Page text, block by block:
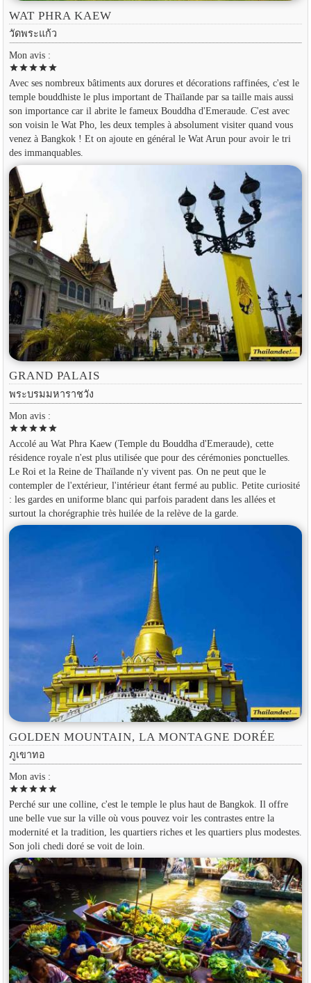
WAT PHRA KAEW
วัดพระแก้ว
Mon avis :
starstarstarstarstar
Avec ses nombreux bâtiments aux dorures et décorations raffinées, c'est le
temple bouddhiste le plus important de Thaïlande par sa taille mais aussi
son importance car il abrite le fameux Bouddha d'Emeraude. C'est avec
son voisin le Wat Pho, les deux temples à absolument visiter quand vous
venez à Bangkok ! Et on ajoute en général le Wat Arun pour avoir le tri
des immanquables.
GRAND PALAIS
พระบรมมหาราชวัง
Mon avis :
starstarstarstarstar
Accolé au Wat Phra Kaew (Temple du Bouddha d'Emeraude), cette
résidence royale n'est plus utilisée que pour des cérémonies ponctuelles.
Le Roi et la Reine de Thaïlande n'y vivent pas. On ne peut que le
contempler de l'extérieur, l'intérieur étant fermé au public. Petite curiosité
: les gardes en uniforme blanc qui parfois paradent dans les allées et
surtout la chorégraphie très huilée de la relève de la garde.
GOLDEN MOUNTAIN, LA MONTAGNE DORÉE
ภูเขาทอ
Mon avis :
starstarstarstarstar
Perché sur une colline, c'est le temple le plus haut de Bangkok. Il offre
une belle vue sur la ville où vous pouvez voir les contrastes entre la
modernité et la tradition, les quartiers riches et les quartiers plus modestes.
Son joli chedi doré se voit de loin.